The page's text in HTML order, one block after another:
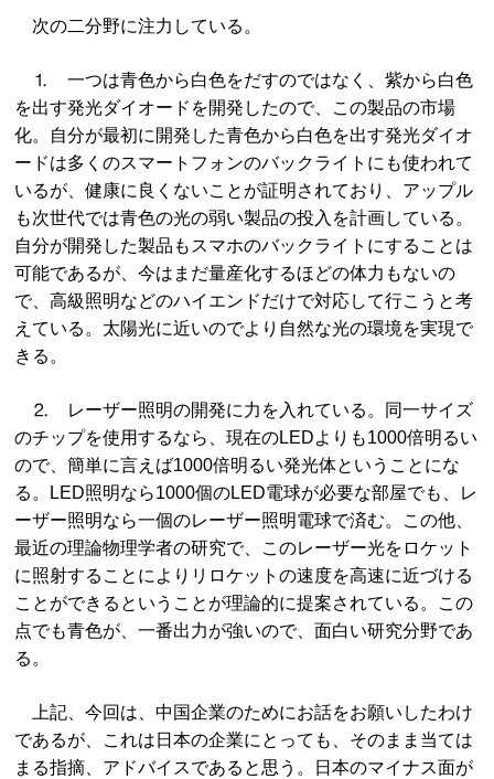
次の二分野に注力している。
⒈ 一つは青色から白色をだすのではなく、紫から白色
を出す発光ダイオードを開発したので、この製品の市場
化。自分が最初に開発した青色から白色を出す発光ダイオ
ードは多くのスマートフォンのバックライトにも使われて
いるが、健康に良くないことが証明されており、アップル
も次世代では青色の光の弱い製品の投入を計画している。
自分が開発した製品もスマホのバックライトにすることは
可能であるが、今はまだ量産化するほどの体力もないの
で、高級照明などのハイエンドだけで対応して行こうと考
えている。太陽光に近いのでより自然な光の環境を実現で
きる。
⒉ レーザー照明の開発に力を入れている。同一サイズ
のチップを使用するなら、現在のLEDよりも1000倍明るい
ので、簡単に言えば1000倍明るい発光体ということにな
る。LED照明なら1000個のLED電球が必要な部屋でも、レ
ーザー照明なら一個のレーザー照明電球で済む。この他、
最近の理論物理学者の研究で、このレーザー光をロケット
に照射することによりリロケットの速度を高速に近づける
ことができるということが理論的に提案されている。この
点でも青色が、一番出力が強いので、面白い研究分野であ
る。
上記、今回は、中国企業のためにお話をお願いしたわけ
であるが、これは日本の企業にとっても、そのまま当ては
まる指摘、アドバイスであると思う。日本のマイナス面が